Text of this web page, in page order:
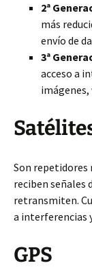
2ª
más
envío de
3ª
acceso a
imágenes,
Son repetidores
reciben señales
retransmiten.
a interferencias
GPS